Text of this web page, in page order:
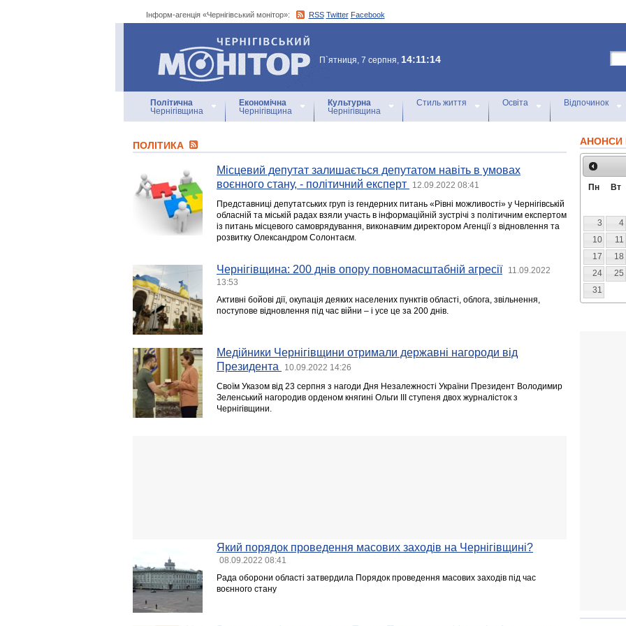
Інформ-агенція «Чернігівський монітор»: RSS Twitter Facebook
Інформ-агенція
«Чернігівський монітор»
П`ятниця, 7 серпня, 14:11:14
Політична
Чернігівщина
Економічна
Чернігівщина
Культурна
Чернігівщина
Стиль життя Освіта Відпочинок
ПОЛІТИКА
Місцевий депутат залишається депутатом навіть в умовах
воєнного стану, - політичний експерт
12.09.2022 08:41
Представниці депутатських груп із гендерних питань «Рівні можливості» у Чернігівській
обласній та міській радах взяли участь в інформаційній зустрічі з політичним експертом
із питань місцевого самоврядування, виконавчим директором Агенції з відновлення та
розвитку Олександром Солонтаєм.
Чернігівщина: 200 днів опору повномасштабній агресії
11.09.2022
13:53
Активні бойові дії, окупація деяких населених пунктів області, облога, звільнення,
поступове відновлення під час війни – і усе це за 200 днів.
Медійники Чернігівщини отримали державні нагороди від
Президента
10.09.2022 14:26
Своїм Указом від 23 серпня з нагоди Дня Незалежності України Президент Володимир
Зеленський нагородив орденом княгині Ольги ІІІ ступеня двох журналісток з
Чернігівщини.
Який порядок проведення масових заходів на Чернігівщині?
08.09.2022 08:41
Рада оборони області затвердила Порядок проведення масових заходів під час
воєнного стану
АНОНСИ
Пн Вт
3
4
10
11
17
18
24
25
31